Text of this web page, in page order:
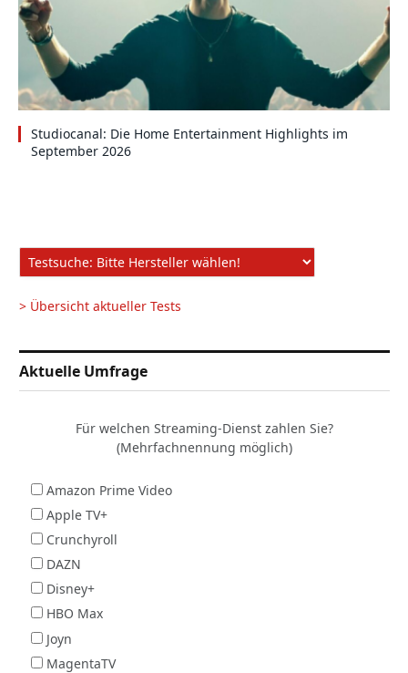
Studiocanal: Die Home Entertainment Highlights im
September 2026
> Übersicht aktueller Tests
Aktuelle Umfrage
Für welchen Streaming-Dienst zahlen Sie?
(Mehrfachnennung möglich)
Amazon Prime Video
Apple TV+
Crunchyroll
DAZN
Disney+
HBO Max
Joyn
MagentaTV